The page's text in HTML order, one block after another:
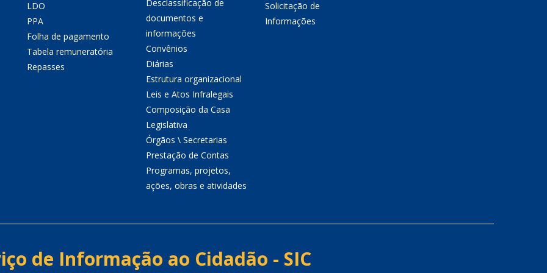
LDO
PPA
Folha de pagamento
Tabela remuneratória
Repasses
Desclassificação de
documentos e
informações
Convênios
Diárias
Estrutura organizacional
Leis e Atos Infralegais
Composição da Casa
Legislativa
Órgãos \ Secretarias
Prestação de Contas
Programas, projetos,
ações, obras e atividades
Solicitação de
Informações
de Informação ao Cidadão - SIC